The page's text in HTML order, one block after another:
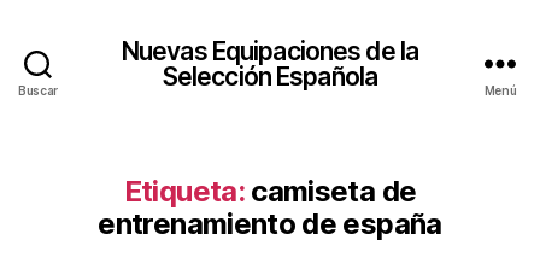
Buscar
Nuevas Equipaciones de la
Selección Española
Menú
Etiqueta: camiseta de
entrenamiento de españa